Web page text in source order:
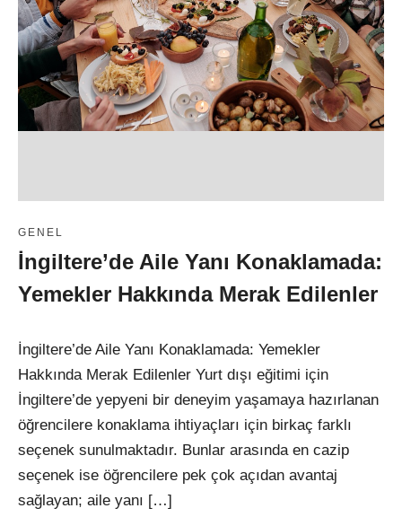
GENEL
İngiltere’de Aile Yanı Konaklamada:
Yemekler Hakkında Merak Edilenler
İngiltere’de Aile Yanı Konaklamada: Yemekler
Hakkında Merak Edilenler Yurt dışı eğitimi için
İngiltere’de yepyeni bir deneyim yaşamaya hazırlanan
öğrencilere konaklama ihtiyaçları için birkaç farklı
seçenek sunulmaktadır. Bunlar arasında en cazip
seçenek ise öğrencilere pek çok açıdan avantaj
sağlayan; aile yanı […]